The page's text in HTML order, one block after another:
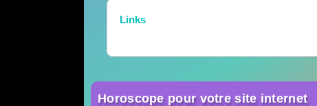
Links
Horoscope pour votre site internet